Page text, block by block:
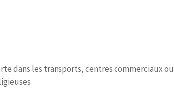
dans les transports, centres commerciaux ou